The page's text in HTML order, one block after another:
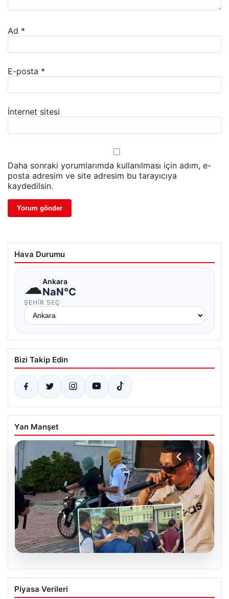
Ad *
E-posta *
İnternet sitesi
Daha sonraki yorumlarımda kullanılması için adım, e-
posta adresim ve site adresim bu tarayıcıya
kaydedilsin.
Hava Durumu
☁Ankara
NaN°C
ŞEHIR SEÇ
Bizi Takip Edin
Yan Manşet
Rapçi Keskin’e Klipte Silah Kullanımı
Nedeniyle Gözaltı Şoku
Piyasa Verileri